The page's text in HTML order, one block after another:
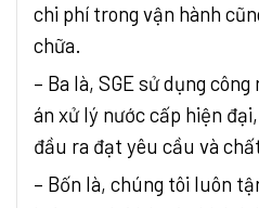
chi phí trong vận hành
chữa.
– Ba là, SGE sử dụng
án xử lý nước cấp hiện
đầu ra đạt yêu cầu và
– Bốn là, chúng tôi luôn